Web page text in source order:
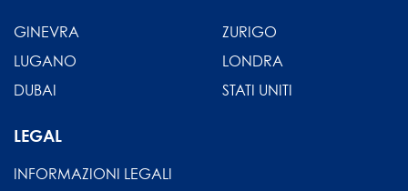
GINEVRA
ZURIGO
LUGANO
LONDRA
DUBAI
STATI UNITI
LEGAL
INFORMAZIONI LEGALI